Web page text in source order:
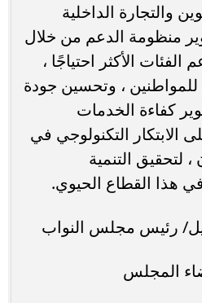
والتجارة الداخلية
منظومة الدعم من خلال
الأكثر احتياجًا ،
، وتحسين جودة
كفاءة الخدمات
الابتكار التكنولوجي في
لتحقيق التنمية
هذا القطاع الحيوي.
رئيس مجلس النواب
المجلس